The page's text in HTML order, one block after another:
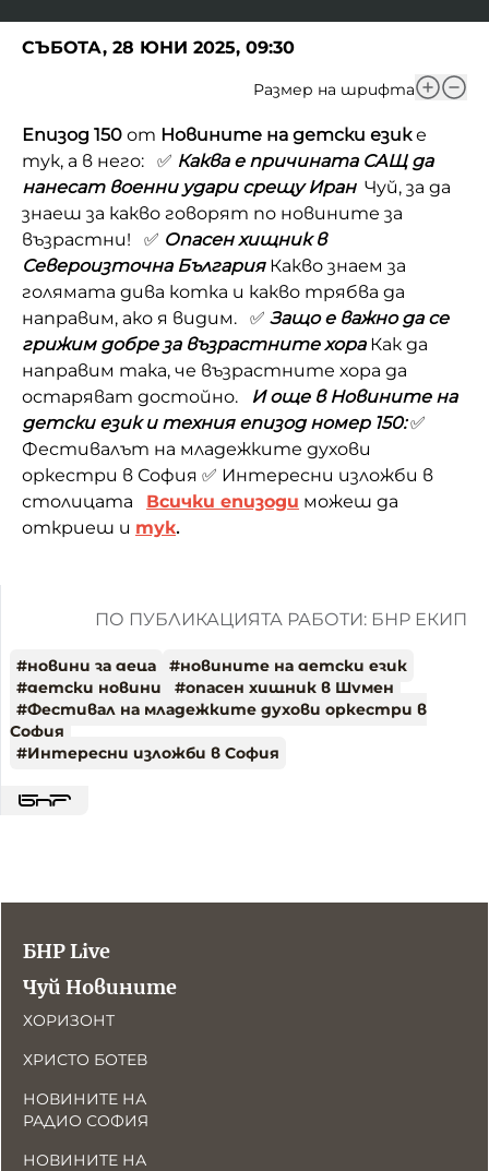
СЪБОТА, 28 ЮНИ 2025, 09:30
Размер на шрифта
Епизод 150 от Новините на детски езике
тук, а в него: ✅ Каква е причината САЩ да
нанесат военни удари срещу Иран Чуй, за да
знаеш за какво говорят по новините за
възрастни! ✅ Опасен хищник в
Североизточна БългарияКакво знаем за
голямата дива котка и какво трябва да
направим, ако я видим. ✅ Защо е важно да се
грижим добре за възрастните хораКак да
направим така, че възрастните хора да
остаряват достойно.
И още в Новините на
детски език и техния епизод номер 150:✅
Фестивалът на младежките духови
оркестри в София ✅ Интересни изложби в
столицата Всички епизоди можеш да
откриеш и тук.
ПО ПУБЛИКАЦИЯТА РАБОТИ: БНР ЕКИП
#новини за деца #новините на детски език
#детски новини #опасен хищник в Шумен
#Фестивал на младежките духови оркестри в
София
#Интересни изложби в София
БНР Live
Чуй Новините
ХОРИЗОНТ
ХРИСТО БОТЕВ
НОВИНИТЕ НА
РАДИО СОФИЯ
НОВИНИТЕ НА